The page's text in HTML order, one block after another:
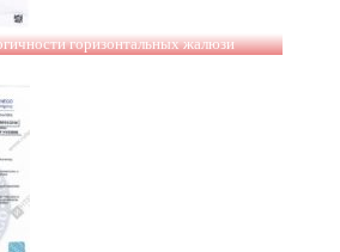
горизонтальных жалюзи